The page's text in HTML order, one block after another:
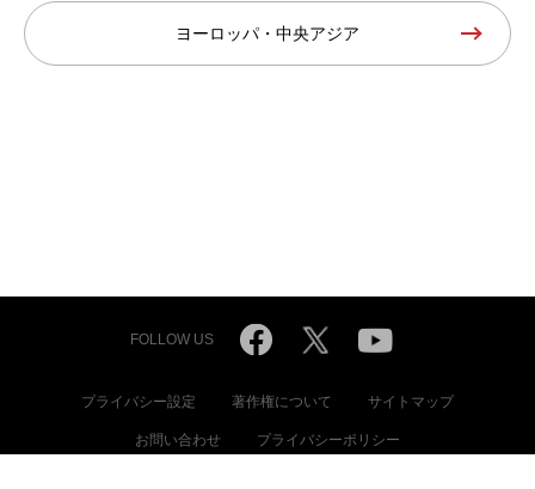
ヨーロッパ・中央アジア
FOLLOW US
プライバシー設定 著作権について サイトマップ
お問い合わせ プライバシーポリシー